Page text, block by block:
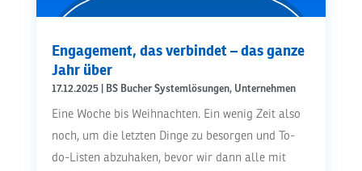
Engagement, das verbindet – das ganze
Jahr über
17.12.2025| BS Bucher Systemlösungen, Unternehmen
Eine Woche bis Weihnachten. Ein wenig Zeit also
noch, um die letzten Dinge zu besorgen und To-
do-Listen abzuhaken, bevor wir dann alle mit